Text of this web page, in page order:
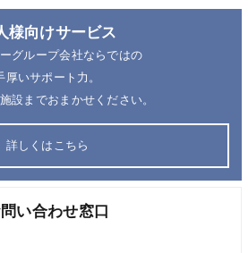
様向けサービス
グループ会社ならではの
厚いサポート力。
設までおまかせください。
詳しくはこちら
い合わせ窓口